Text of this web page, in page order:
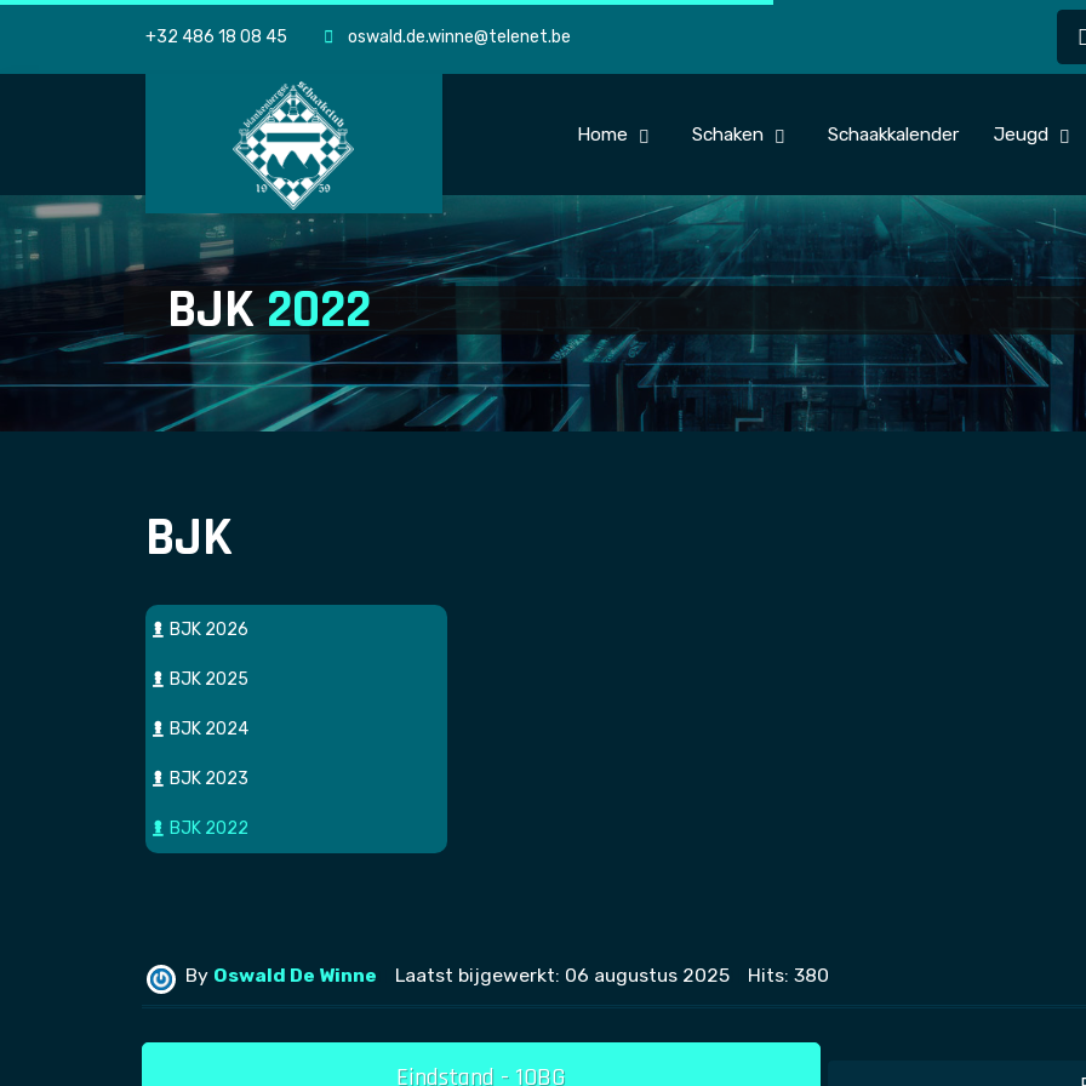
+32 486 18 08 45 oswald.de.winne@telenet.be
Home Schaken Schaakkalender Jeugd
BJK2022
BJK
BJK 2026
BJK 2025
BJK 2024
BJK 2023
BJK 2022
By Oswald De Winne Laatst bijgewerkt: 06 augustus 2025 Hits: 380
Eindstand - 10BG